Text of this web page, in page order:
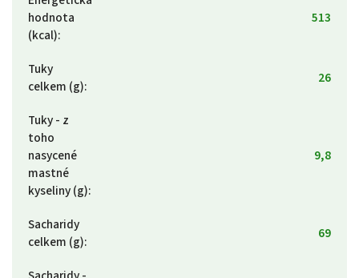
hodnota
(kcal):
513
Tuky
celkem (g): 26
Tuky - z
toho
nasycené
mastné
kyseliny (g):
9,8
Sacharidy
celkem (g): 69